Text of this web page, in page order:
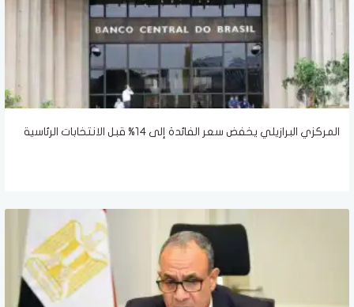
المركزي البرازيلي يخفض سعر الفائدة إلى 14% قبل الانتخابات الرئاسية